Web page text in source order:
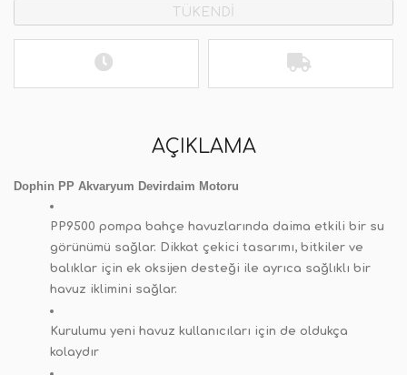
TÜKENDİ
AÇIKLAMA
Dophin PP Akvaryum Devirdaim Motoru
PP9500 pompa bahçe havuzlarında daima etkili bir su
görünümü sağlar. Dikkat çekici tasarımı, bitkiler ve
balıklar için ek oksijen desteği ile ayrıca sağlıklı bir
havuz iklimini sağlar.
Kurulumu yeni havuz kullanıcıları için de oldukça
kolaydır